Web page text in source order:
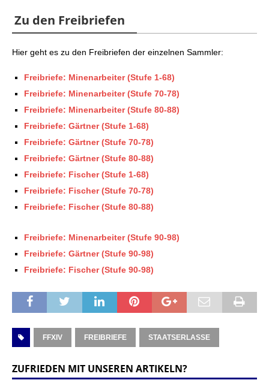
Zu den Freibriefen
Hier geht es zu den Freibriefen der einzelnen Sammler:
Freibriefe: Minenarbeiter (Stufe 1-68)
Freibriefe: Minenarbeiter (Stufe 70-78)
Freibriefe: Minenarbeiter (Stufe 80-88)
Freibriefe: Gärtner (Stufe 1-68)
Freibriefe: Gärtner (Stufe 70-78)
Freibriefe: Gärtner (Stufe 80-88)
Freibriefe: Fischer (Stufe 1-68)
Freibriefe: Fischer (Stufe 70-78)
Freibriefe: Fischer (Stufe 80-88)
Freibriefe: Minenarbeiter (Stufe 90-98)
Freibriefe: Gärtner (Stufe 90-98)
Freibriefe: Fischer (Stufe 90-98)
FFXIV FREIBRIEFE STAATSERLASSE
ZUFRIEDEN MIT UNSEREN ARTIKELN?